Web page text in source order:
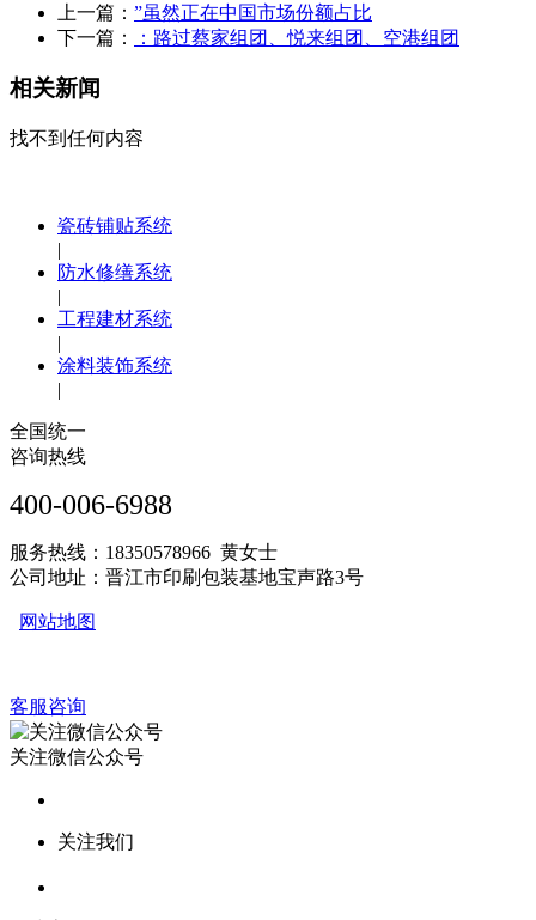
上一篇： ”虽然正在中国市场份额占比
下一篇：
：路过蔡家组团、悦来组团、空港组团
相关新闻
找不到任何内容
瓷砖铺贴系统
|
防水修缮系统
|
工程建材系统
|
涂料装饰系统
|
全国统一
咨询热线
400-006-6988
服务热线：18350578966 黄女士
公司地址：晋江市印刷包装基地宝声路3号
网站地图
客服咨询
关注微信公众号
关注我们